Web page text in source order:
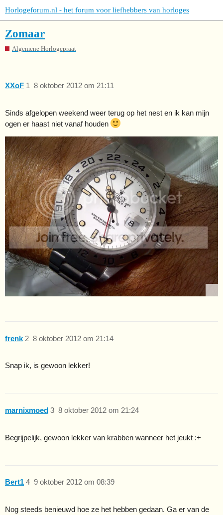
Horlogeforum.nl - het forum voor liefhebbers van horloges
Zomaar
Algemene Horlogepraat
XXoF 8 oktober 2012 om 21:11
1
Sinds afgelopen weekend weer terug op het nest en ik kan mijn
ogen er haast niet vanaf houden
frenk 8 oktober 2012 om 21:14
2
Snap ik, is gewoon lekker!
marnixmoed 8 oktober 2012 om 21:24
3
Begrijpelijk, gewoon lekker van krabben wanneer het jeukt :+
Bert1 9 oktober 2012 om 08:39
4
Nog steeds benieuwd hoe ze het hebben gedaan. Ga er van de